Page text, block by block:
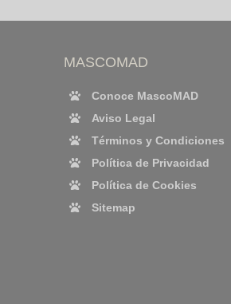
MASCOMAD
Conoce MascoMAD
Aviso Legal
Términos y Condiciones
Política de Privacidad
Política de Cookies
Sitemap